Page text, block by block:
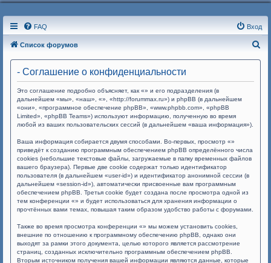
FAQ Вход
Список форумов
- Соглашение о конфиденциальности
Это соглашение подробно объясняет, как «» и его подразделения (в
дальнейшем «мы», «наш», «», «http://forummax.ru») и phpBB (в дальнейшем
«они», «программное обеспечение phpBB», «www.phpbb.com», «phpBB
Limited», «phpBB Teams») используют информацию, полученную во время
любой из ваших пользовательских сессий (в дальнейшем «ваша информация»).
Ваша информация собирается двумя способами. Во-первых, просмотр «»
приведёт к созданию программным обеспечением phpBB определённого числа
cookies (небольшие текстовые файлы, загружаемые в папку временных файлов
вашего браузера). Первые две cookie содержат только идентификатор
пользователя (в дальнейшем «user-id») и идентификатор анонимной сессии (в
дальнейшем «session-id»), автоматически присвоенные вам программным
обеспечением phpBB. Третья cookie будет создана после просмотра одной из
тем конференции «» и будет использоваться для хранения информации о
прочтённых вами темах, повышая таким образом удобство работы с форумами.
Также во время просмотра конференции «» мы можем установить cookies,
внешние по отношению к программному обеспечению phpBB, однако они
выходят за рамки этого документа, целью которого является рассмотрение
страниц, созданных исключительно программным обеспечением phpBB.
Вторым источником получения вашей информации являются данные, которые